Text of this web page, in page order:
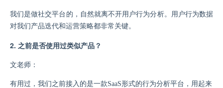
我们是做社交平台的，自然就离不开用户行为分析。用户行为数据
对我们产品迭代和运营策略都非常关键。
2. 之前是否使用过类似产品？
文老师：
有用过，我们之前接入的是一款SaaS形式的行为分析平台，用起来